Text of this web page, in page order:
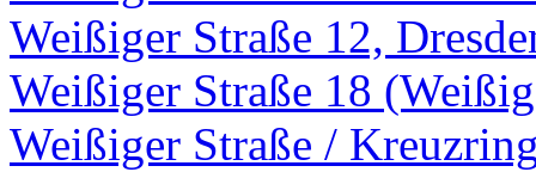
Weißiger Straße 12,
Weißiger Straße 18
Weißiger Straße /